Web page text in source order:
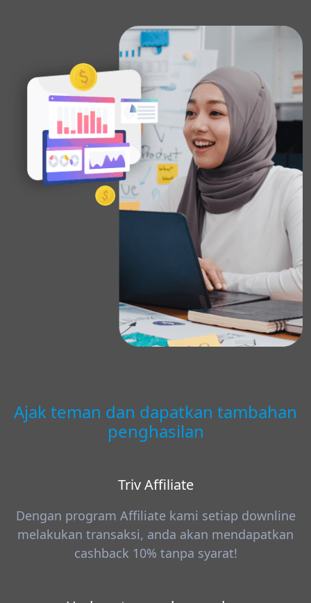
Ajak teman dan dapatkan tambahan
penghasilan
Triv Affiliate
Dengan program Affiliate kami setiap downline
melakukan transaksi, anda akan mendapatkan
cashback 10% tanpa syarat!